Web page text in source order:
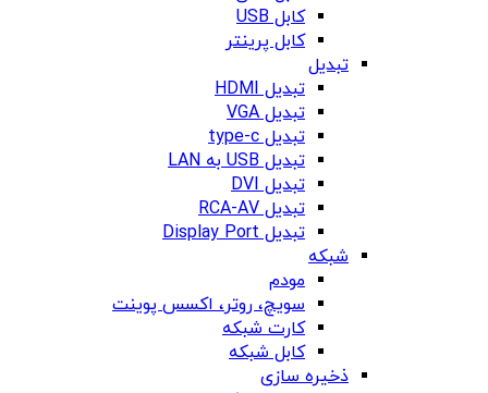
کابل USB
کابل پرینتر
تبدیل
تبدیل HDMI
تبدیل VGA
تبدیل type-c
تبدیل USB به LAN
تبدیل DVI
تبدیل RCA-AV
تبدیل Display Port
شبکه
مودم
سویچ، روتر، اکسس پوینت
کارت شبکه
کابل شبکه
ذخیره سازی